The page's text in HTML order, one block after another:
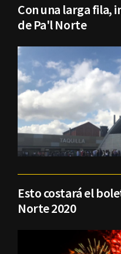
Con una larga fila,
de Pa'l Norte
Esto costará el
Norte 2020